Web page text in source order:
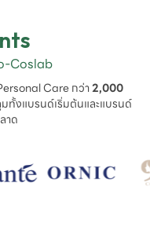
Coslab
Care กว่า2,000
ทั้งแบรนด์เริ่มต้นและแบรนด์
าด